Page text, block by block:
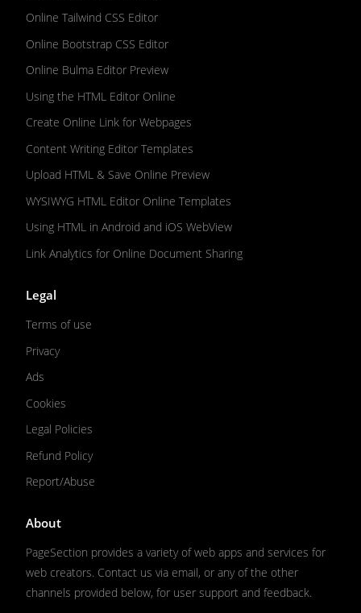
Online Tailwind CSS Editor
Online Bootstrap CSS Editor
Online Bulma Editor Preview
Using the HTML Editor Online
Create Online Link for Webpages
Content Writing Editor Templates
Upload HTML & Save Online Preview
WYSIWYG HTML Editor Online Templates
Using HTML in Android and iOS WebView
Link Analytics for Online Document Sharing
Legal
Terms of use
Privacy
Ads
Cookies
Legal Policies
Refund Policy
Report/Abuse
About
PageSection provides a variety of web apps and services for
web creators. Contact us via email, or any of the other
channels provided below, for user support and feedback.